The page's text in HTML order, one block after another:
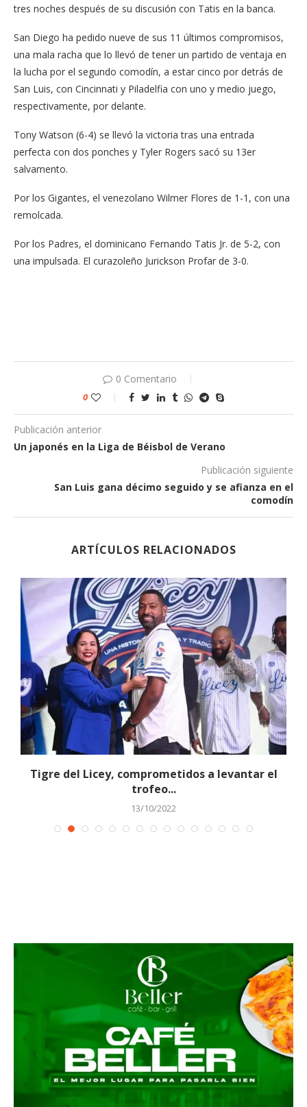
tres noches después de su discusión con Tatis en la banca.
San Diego ha pedido nueve de sus 11 últimos compromisos,
una mala racha que lo llevó de tener un partido de ventaja en
la lucha por el segundo comodín, a estar cinco por detrás de
San Luis, con Cincinnati y Piladelfia con uno y medio juego,
respectivamente, por delante.
Tony Watson (6-4) se llevó la victoria tras una entrada
perfecta con dos ponches y Tyler Rogers sacó su 13er
salvamento.
Por los Gigantes, el venezolano Wilmer Flores de 1-1, con una
remolcada.
Por los Padres, el dominicano Fernando Tatis Jr. de 5-2, con
una impulsada. El curazoleño Jurickson Profar de 3-0.
0 Comentario
0
Publicación anterior
Un japonés en la Liga de Béisbol de Verano
Publicación siguiente
San Luis gana décimo seguido y se afianza en el
comodín
ARTÍCULOS RELACIONADOS
Tigre del Licey, comprometidos a levantar el
trofeo...
13/10/2022